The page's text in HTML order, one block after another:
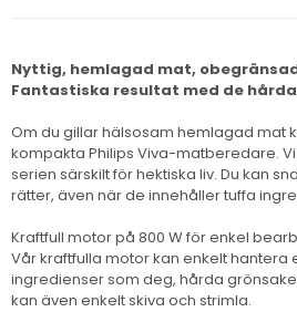
Nyttig, hemlagad mat,
Fantastiska resultat med de
Om du gillar hälsosam hemlagad mat
kompakta Philips Viva-matberedare.
serien särskilt för hektiska liv. Du kan
rätter, även när de innehåller tuffa
Kraftfull motor på 800 W för enkel
Vår kraftfulla motor kan enkelt hantera
ingredienser som deg, hårda
kan även enkelt skiva och strimla.